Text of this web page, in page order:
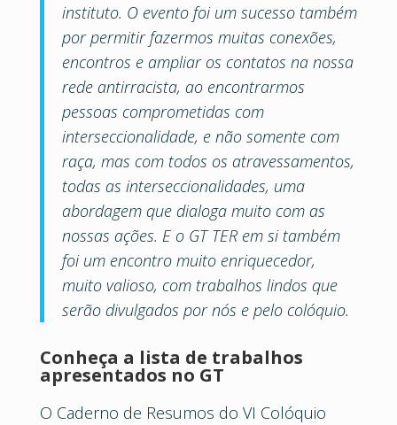
instituto. O evento foi um sucesso também
por permitir fazermos muitas conexões,
encontros e ampliar os contatos na nossa
rede antirracista, ao encontrarmos
pessoas comprometidas com
interseccionalidade, e não somente com
raça, mas com todos os atravessamentos,
todas as interseccionalidades, uma
abordagem que dialoga muito com as
nossas ações. E o GT TER em si também
foi um encontro muito enriquecedor,
muito valioso, com trabalhos lindos que
serão divulgados por nós e pelo colóquio.
Conheça a lista de trabalhos
apresentados no GT
O Caderno de Resumos do VI Colóquio